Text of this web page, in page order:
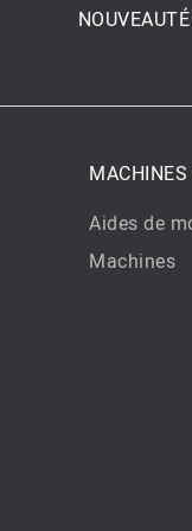
Aides de
Machines